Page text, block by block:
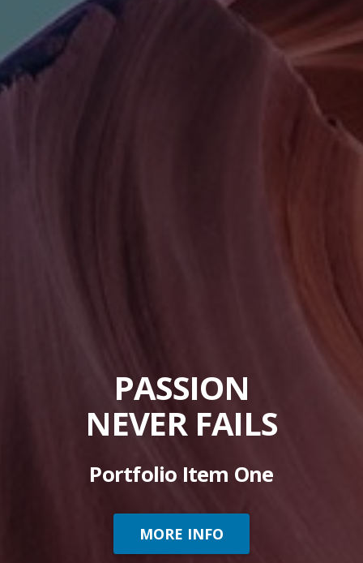
PASSION
NEVER FAILS
Portfolio Item One
MORE INFO